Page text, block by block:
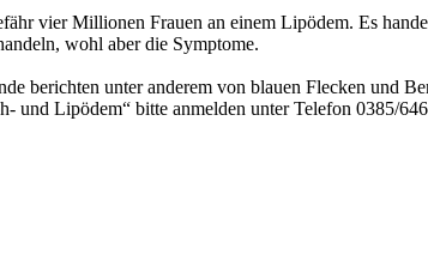
vier Millionen Frauen an einem Lipödem. Es
wohl aber die Symptome.
berichten unter anderem von blauen Flecken und
und Lipödem“ bitte anmelden unter Telefon 0385/